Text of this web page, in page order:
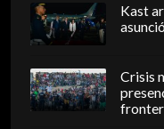
Kast
Crisis